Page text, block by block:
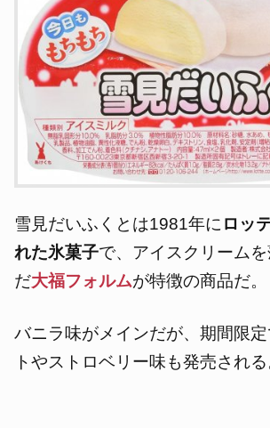
雪見だいふくとは1981年にロッ
れた氷菓子で、アイスクリーム
だ大福フォルムが特徴の商品だ。
バニラ味がメインだが、期間限
トやストロベリー味も発売される